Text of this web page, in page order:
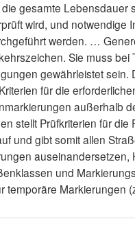
gesamte Lebensdauer
wird, und notwendige
werden. …
Sie muss
gewährleistet sein.
für die
außerhalb
stellt Prüfkriterien für die
und gibt somit allen
und
temporäre Markierungen